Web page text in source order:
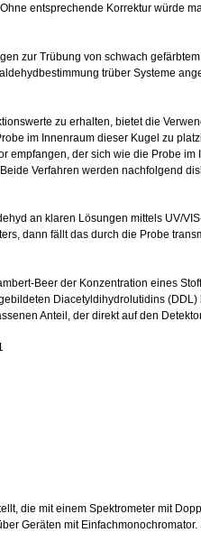
entsprechende Korrektur würde
zur Trübung von schwach
trüber Systeme
zu erhalten, bietet die
im Innenraum dieser Kugel zu
empfangen, der sich wie die Probe im
Verfahren werden nachfolgend
an klaren Lösungen mittels UV/
dann fällt das durch die Probe
Beer der Konzentration eines
Diacetyldihydrolutidins
Anteil, der direkt auf den
die mit einem Spektrometer mit
Geräten mit Einfachmonochromator.